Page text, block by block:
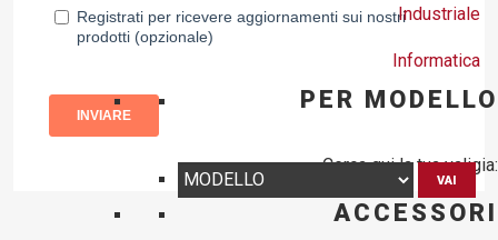
Industriale
Informatica
PER MODELLO
Cerca qui la tua valigia:
VAI
ACCESSORI